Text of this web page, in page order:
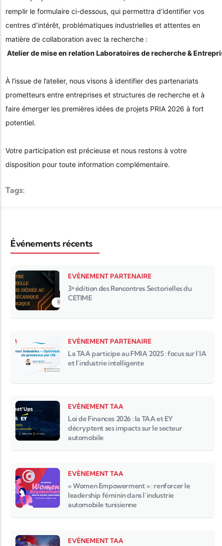
remplir le formulaire ci-dessous, qui permettra d’identifier vos
centres d’intérêt, problématiques industrielles et attentes en
matière de collaboration avec la recherche :
Atelier de mise en relation Laboratoires de recherche &
À l’issue de l’atelier, nous visons à identifier des partenariats
prometteurs entre entreprises et structures de recherche et à
faire émerger les premières idées de projets PRIA 2026 à fort
potentiel.
Votre participation est précieuse et nous restons à votre
disposition pour toute information complémentaire.
Tags:
Événements récents
EVÈNEMENT PARTENAIRE
3ᵉ édition des Rencontres Sectorielles du
CETIME
EVÈNEMENT PARTENAIRE
La TAA participe au FMIA 2025 : focus sur l’IA
et l’industrie intelligente
EVÈNEMENT TAA
Loi de Finances 2026 : la TAA et EY
décryptent ses impacts sur le secteur
automobile
EVÈNEMENT TAA
« Women Empowerment » : renforcer le
leadership féminin dans l’industrie
automobile tunisienne
EVÈNEMENT TAA